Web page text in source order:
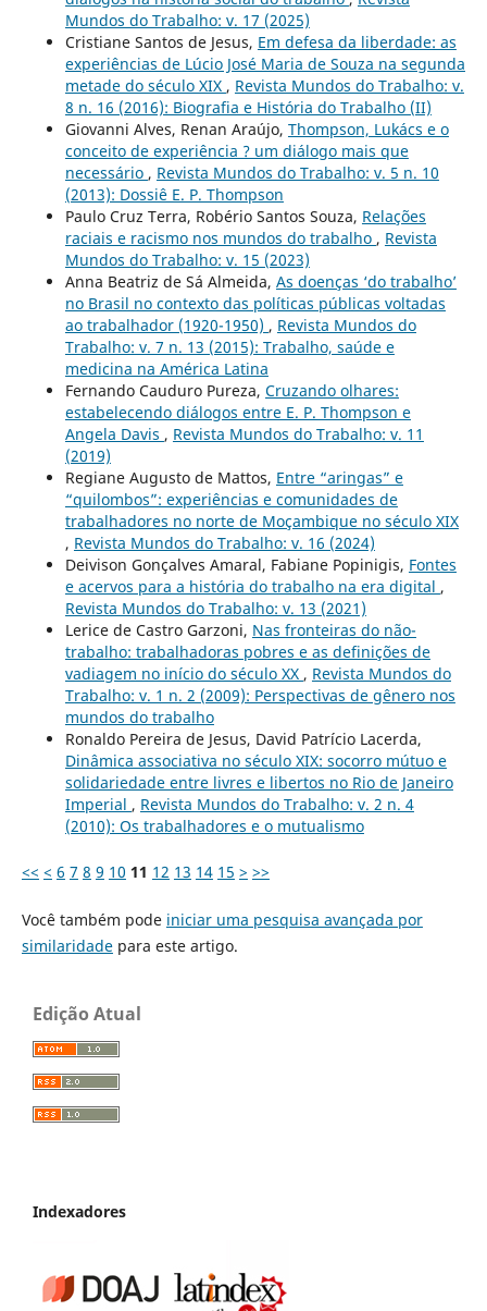
Mundos do Trabalho: v. 17 (2025)
Cristiane Santos de Jesus, Em defesa da liberdade: as
experiências de Lúcio José Maria de Souza na segunda
metade do século XIX , Revista Mundos do Trabalho: v.
8 n. 16 (2016): Biografia e História do Trabalho (II)
Giovanni Alves, Renan Araújo, Thompson, Lukács e o
conceito de experiência ? um diálogo mais que
necessário , Revista Mundos do Trabalho: v. 5 n. 10
(2013): Dossiê E. P. Thompson
Paulo Cruz Terra, Robério Santos Souza, Relações
raciais e racismo nos mundos do trabalho , Revista
Mundos do Trabalho: v. 15 (2023)
Anna Beatriz de Sá Almeida, As doenças ‘do trabalho’
no Brasil no contexto das políticas públicas voltadas
ao trabalhador (1920-1950) , Revista Mundos do
Trabalho: v. 7 n. 13 (2015): Trabalho, saúde e
medicina na América Latina
Fernando Cauduro Pureza, Cruzando olhares:
estabelecendo diálogos entre E. P. Thompson e
Angela Davis , Revista Mundos do Trabalho: v. 11
(2019)
Regiane Augusto de Mattos, Entre “aringas” e
“quilombos”: experiências e comunidades de
trabalhadores no norte de Moçambique no século XIX
, Revista Mundos do Trabalho: v. 16 (2024)
Deivison Gonçalves Amaral, Fabiane Popinigis, Fontes
e acervos para a história do trabalho na era digital ,
Revista Mundos do Trabalho: v. 13 (2021)
Lerice de Castro Garzoni, Nas fronteiras do não-
trabalho: trabalhadoras pobres e as definições de
vadiagem no início do século XX , Revista Mundos do
Trabalho: v. 1 n. 2 (2009): Perspectivas de gênero nos
mundos do trabalho
Ronaldo Pereira de Jesus, David Patrício Lacerda,
Dinâmica associativa no século XIX: socorro mútuo e
solidariedade entre livres e libertos no Rio de Janeiro
Imperial , Revista Mundos do Trabalho: v. 2 n. 4
(2010): Os trabalhadores e o mutualismo
<< < 6 7 8 9 10 11 12 13 14 15 > >>
Você também pode iniciar uma pesquisa avançada por
similaridadepara este artigo.
Edição Atual
Indexadores